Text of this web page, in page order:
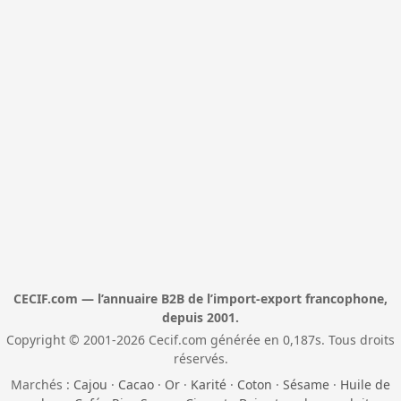
CECIF.com — l’annuaire B2B de l’import-export francophone,
depuis 2001.
Copyright © 2001-2026 Cecif.com générée en 0,187s. Tous droits
réservés.
Marchés : Cajou · Cacao · Or · Karité · Coton · Sésame · Huile de